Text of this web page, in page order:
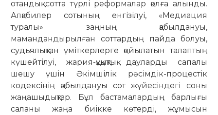
отандық сотта түрлі реформалар қолға алынды.
Алқабилер сотының енгізілуі, «Медиация
туралы» заңның қабылдануы,
мамандандырылған соттардың пайда болуы,
судьялықтан үміткерлерге қойылатын талаптың
күшейтілуі, жария-құқықтық дауларды сапалы
шешу үшін Әкімшілік рәсімдік-процестік
кодексінің қабылдануы сот жүйесіндегі соны
жаңашыдықтар. Бұл бастамалардың барлығы
саланы жаңа биікке көтерді, жұмысын